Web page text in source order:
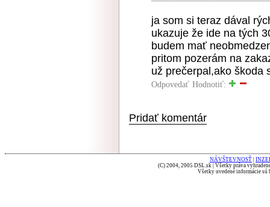
ja som si teraz dával
ukazuje že ide na tých
budem mať
pritom pozerám na
už prečerpal,ako škoda
Odpovedať Hodnotiť:
Pridať komentár
NÁVŠTEVNOSŤ
(C) 2004, 2005 DSL.sk | Všetky práva
Všetky uvedené informácie sú